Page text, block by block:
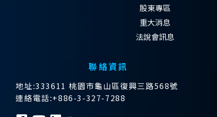
股東專區
重大消息
法說會訊息
聯絡資訊
地址:333611 桃園市龜山區復興三路568號
連絡電話:+886-3-327-7288